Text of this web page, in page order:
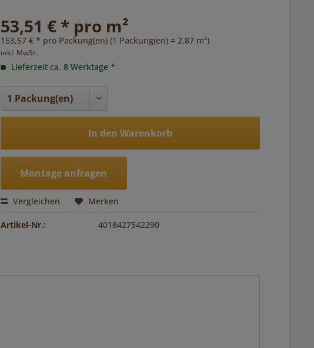
53,51 € * pro m²
153,57 € * pro Packung(en) (1 Packung(en) = 2.87 m²)
inkl. MwSt.
Lieferzeit ca. 8 Werktage *
In den Warenkorb
Montage anfragen
Vergleichen Merken
Artikel-Nr.: 4018427542290